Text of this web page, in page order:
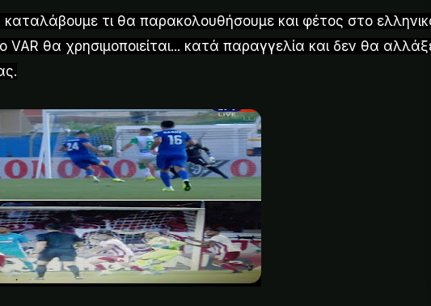
καταλάβουμε τι θα παρακολουθήσουμε και φέτος στο
θα χρησιμοποιείται... κατά παραγγελία και δεν θα